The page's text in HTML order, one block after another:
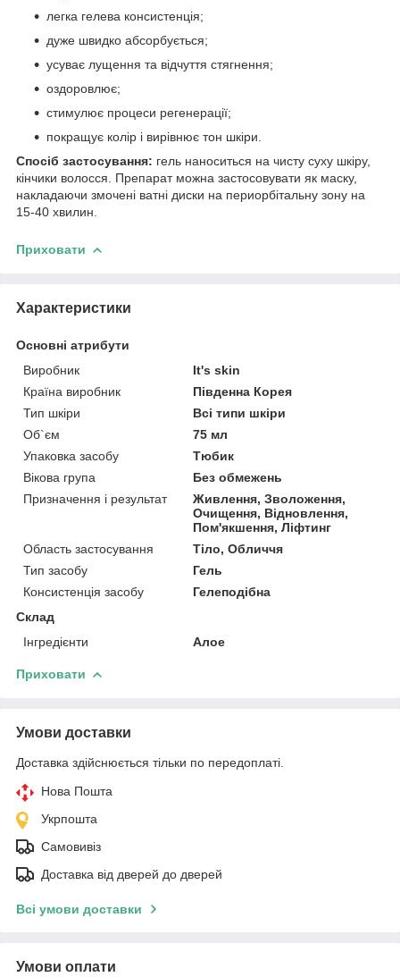
легка гелева консистенція;
дуже швидко абсорбується;
усуває лущення та відчуття стягнення;
оздоровлює;
стимулює процеси регенерації;
покращує колір і вирівнює тон шкіри.
Спосіб застосування: гель наноситься на чисту суху шкіру,
кінчики волосся. Препарат можна застосовувати як маску,
накладаючи змочені ватні диски на периорбітальну зону на
15-40 хвилин.
Приховати
Характеристики
Основні атрибути
Виробник
It's skin
Країна виробник
Південна Корея
Тип шкіри
Всі типи шкіри
Об`єм
75 мл
Упаковка засобу
Тюбик
Вікова група
Без обмежень
Призначення і результат
Живлення, Зволоження,
Очищення, Відновлення,
Пом'якшення, Ліфтинг
Область застосування
Тіло, Обличчя
Тип засобу
Гель
Консистенція засобу
Гелеподібна
Склад
Інгредієнти
Алое
Приховати
Умови доставки
Доставка здійснюється тільки по передоплаті.
Нова Пошта
Укрпошта
Самовивіз
Доставка від дверей до дверей
Всі умови доставки
Умови оплати